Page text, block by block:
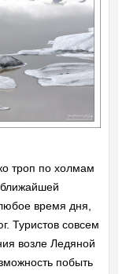
троп по холмам
время дня,
Туристов совсем
возле Ледяной
побыть